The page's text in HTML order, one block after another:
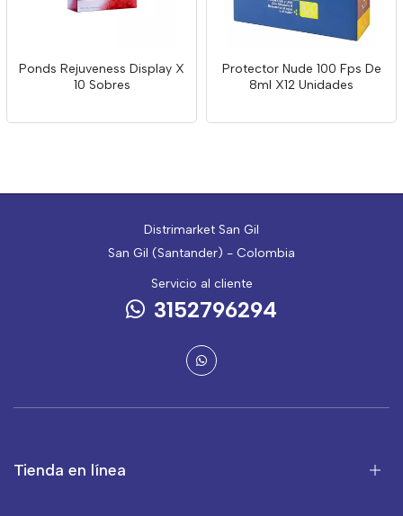
Ponds Rejuveness Display X
10 Sobres
Protector Nude 100 Fps De
8ml X12 Unidades
Distrimarket San Gil
San Gil (Santander) - Colombia
Servicio al cliente
3152796294
Tienda en línea